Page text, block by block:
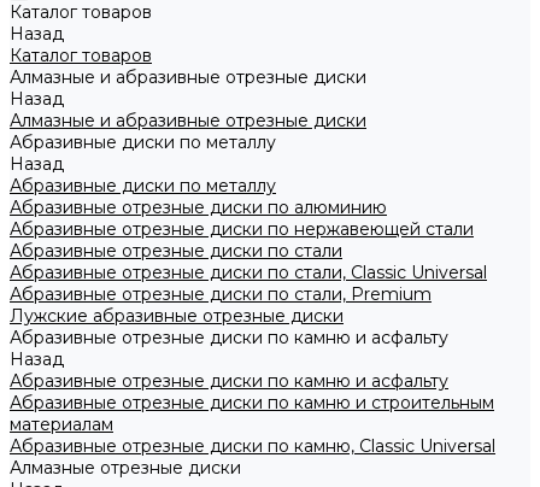
Каталог товаров
Назад
Каталог товаров
Алмазные и абразивные отрезные диски
Назад
Алмазные и абразивные отрезные диски
Абразивные диски по металлу
Назад
Абразивные диски по металлу
Абразивные отрезные диски по алюминию
Абразивные отрезные диски по нержавеющей стали
Абразивные отрезные диски по стали
Абразивные отрезные диски по стали, Classic Universal
Абразивные отрезные диски по стали, Premium
Лужские абразивные отрезные диски
Абразивные отрезные диски по камню и асфальту
Назад
Абразивные отрезные диски по камню и асфальту
Абразивные отрезные диски по камню и строительным
материалам
Абразивные отрезные диски по камню, Classic Universal
Алмазные отрезные диски